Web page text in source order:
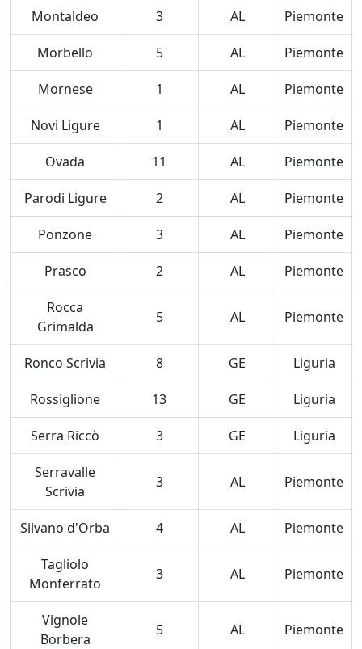
Montaldeo 3 AL Piemonte
Morbello 5 AL Piemonte
Mornese 1 AL Piemonte
Novi Ligure 1 AL Piemonte
Ovada 11 AL Piemonte
Parodi Ligure 2 AL Piemonte
Ponzone 3 AL Piemonte
Prasco 2 AL Piemonte
Rocca
Grimalda
5 AL Piemonte
Ronco Scrivia 8 GE Liguria
Rossiglione 13 GE Liguria
Serra Riccò 3 GE Liguria
Serravalle
Scrivia
3 AL Piemonte
Silvano d'Orba 4 AL Piemonte
Tagliolo
Monferrato
3 AL Piemonte
Vignole
Borbera
5 AL Piemonte